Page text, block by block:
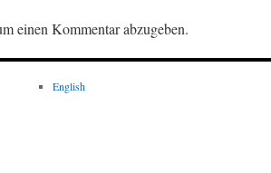
einen Kommentar abzugeben.
English